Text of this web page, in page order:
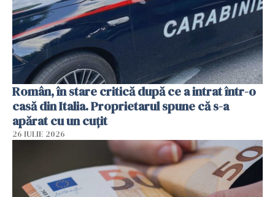
Român, în stare critică după ce a intrat într-o
casă din Italia. Proprietarul spune că s-a
apărat cu un cuțit
26 IULIE 2026